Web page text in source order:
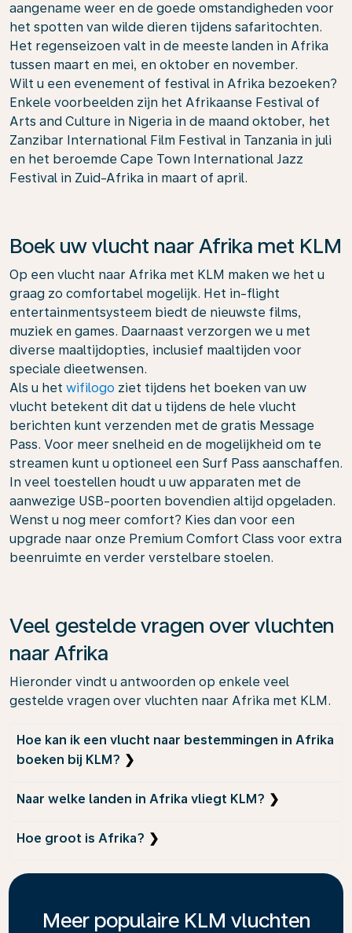
aangename weer en de goede omstandigheden voor
het spotten van wilde dieren tijdens safaritochten.
Het regenseizoen valt in de meeste landen in Afrika
tussen maart en mei, en oktober en november.
Wilt u een evenement of festival in Afrika bezoeken?
Enkele voorbeelden zijn het Afrikaanse Festival of
Arts and Culture in Nigeria in de maand oktober, het
Zanzibar International Film Festival in Tanzania in juli
en het beroemde Cape Town International Jazz
Festival in Zuid-Afrika in maart of april.
Boek uw vlucht naar Afrika met KLM
Op een vlucht naar Afrika met KLM maken we het u
graag zo comfortabel mogelijk. Het in-flight
entertainmentsysteem biedt de nieuwste films,
muziek en games. Daarnaast verzorgen we u met
diverse maaltijdopties, inclusief maaltijden voor
speciale dieetwensen.
Als u het wifilogo ziet tijdens het boeken van uw
vlucht betekent dit dat u tijdens de hele vlucht
berichten kunt verzenden met de gratis Message
Pass. Voor meer snelheid en de mogelijkheid om te
streamen kunt u optioneel een Surf Pass aanschaffen.
In veel toestellen houdt u uw apparaten met de
aanwezige USB-poorten bovendien altijd opgeladen.
Wenst u nog meer comfort? Kies dan voor een
upgrade naar onze Premium Comfort Class voor extra
beenruimte en verder verstelbare stoelen.
Veel gestelde vragen over vluchten
naar Afrika
Hieronder vindt u antwoorden op enkele veel
gestelde vragen over vluchten naar Afrika met KLM.
Hoe kan ik een vlucht naar bestemmingen in Afrika
boeken bij KLM?
Een vlucht naar Afrika boekt u eenvoudig via de
officiële website van KLM. Bekijk alle
gewenste datum en reisgezelschap.
Naar welke landen in Afrika vliegt KLM?
KLM vliegt naar diverse landen in Afrika,
waaronder populaire bestemmingen in Kenia,
Hoe groot is Afrika?
Meer populaire KLM vluchten